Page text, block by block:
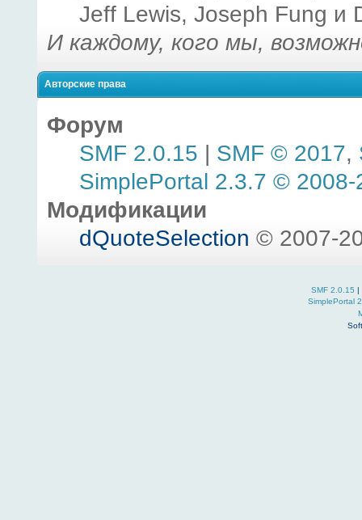
Jeff Lewis, Joseph Fung и
И каждому, кого мы,
Авторские права
Форум
SMF 2.0.15 | SMF © 2017,
SimplePortal 2.3.7 ©
Модификации
dQuoteSelection © 2007-
SMF 2.0.15 |
SimplePortal